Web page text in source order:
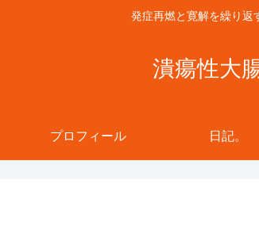
発症再燃と寛解を繰り返
潰瘍性大
プロフィール 日記。